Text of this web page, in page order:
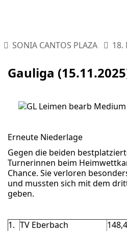
SONIA CANTOS PLAZA 18.
Gauliga
Erneute Niederlage
Gegen die beiden
Turnerinnen beim
Chance. Sie verloren
und mussten sich mit dem
geben.
1. TV Eberbach